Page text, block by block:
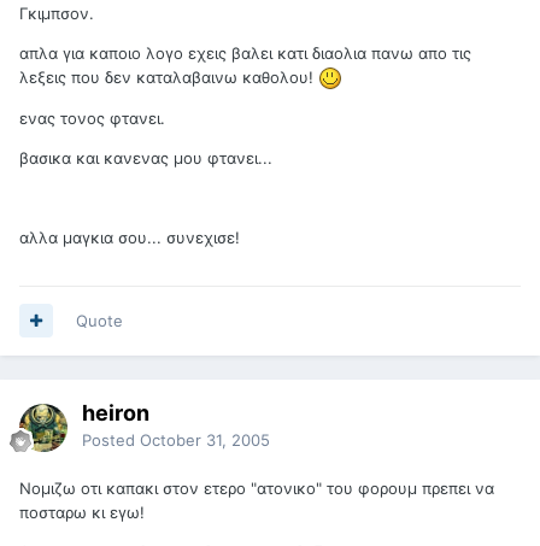
Γκιμπσον.
απλα για καποιο λογο εχεις βαλει κατι διαολια πανω απο τις
λεξεις που δεν καταλαβαινω καθολου!
ενας τονος φτανει.
βασικα και κανενας μου φτανει...
αλλα μαγκια σου... συνεχισε!
Quote
heiron
Posted October 31, 2005
Νομιζω οτι καπακι στον ετερο "ατονικο" του φορουμ πρεπει να
ποσταρω κι εγω!